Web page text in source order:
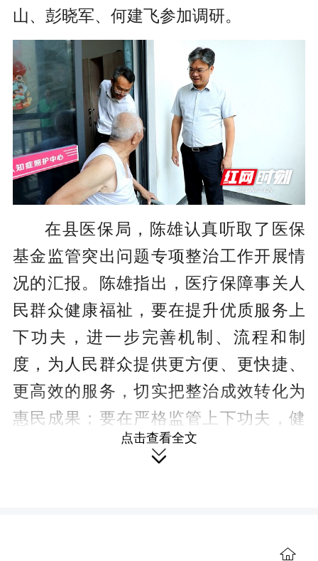
山、彭晓军、何建飞参加调研。
在县医保局，陈雄认真听取了医保
基金监管突出问题专项整治工作开展情
况的汇报。陈雄指出，医疗保障事关人
民群众健康福祉，要在提升优质服务上
下功夫，进一步完善机制、流程和制
度，为人民群众提供更方便、更快捷、
更高效的服务，切实把整治成效转化为
惠民成果；要在严格监管上下功夫，健
全完善监督体系，做到监督全方位、无
是巡视巡察反馈的问题，要认真剖析、
点击查看全文
